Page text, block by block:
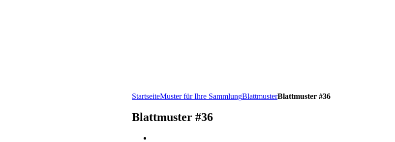
StartseiteMuster für Ihre SammlungBlattmusterBlattmuster #36
Blattmuster #36